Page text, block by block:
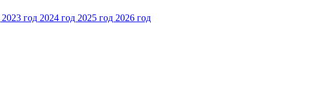
2023 год 2024 год 2025 год 2026 год